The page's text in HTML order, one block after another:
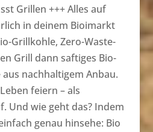
Grillen +++ Alles auf
in deinem Bioimarkt
Grillkohle, Zero-Waste-
Grill dann saftiges Bio-
nachhaltigem Anbau.
feiern – als
Und wie geht das? Indem
genau hinsehe: Bio